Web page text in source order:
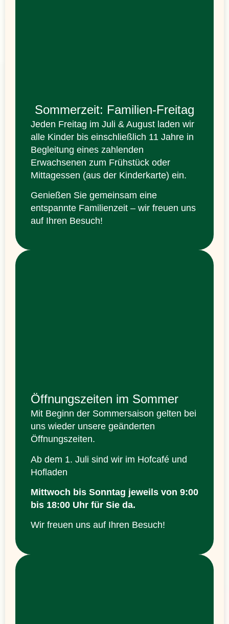
Sommerzeit: Familien-Freitag
Jeden Freitag im Juli & August laden wir
alle Kinder bis einschließlich 11 Jahre in
Begleitung eines zahlenden
Erwachsenen zum Frühstück oder
Mittagessen (aus der Kinderkarte) ein.
Genießen Sie gemeinsam eine
entspannte Familienzeit – wir freuen uns
auf Ihren Besuch!
Öffnungszeiten im Sommer
Mit Beginn der Sommersaison gelten bei
uns wieder unsere geänderten
Öffnungszeiten.
Ab dem 1. Juli sind wir im Hofcafé und
Hofladen
Mittwoch bis Sonntag jeweils von 9:00
bis 18:00 Uhr für Sie da.
Wir freuen uns auf Ihren Besuch!